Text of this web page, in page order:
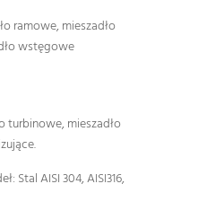
ramowe, mieszadło
wstęgowe
turbinowe, mieszadło
Stal AISI 304, AISI316,